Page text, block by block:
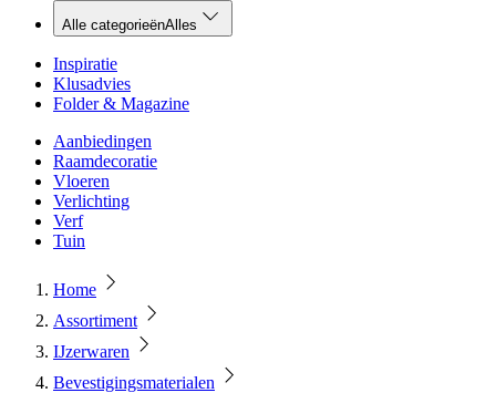
Alle categorieënAlles
Inspiratie
Klusadvies
Folder & Magazine
Aanbiedingen
Raamdecoratie
Vloeren
Verlichting
Verf
Tuin
Home
Assortiment
IJzerwaren
Bevestigingsmaterialen